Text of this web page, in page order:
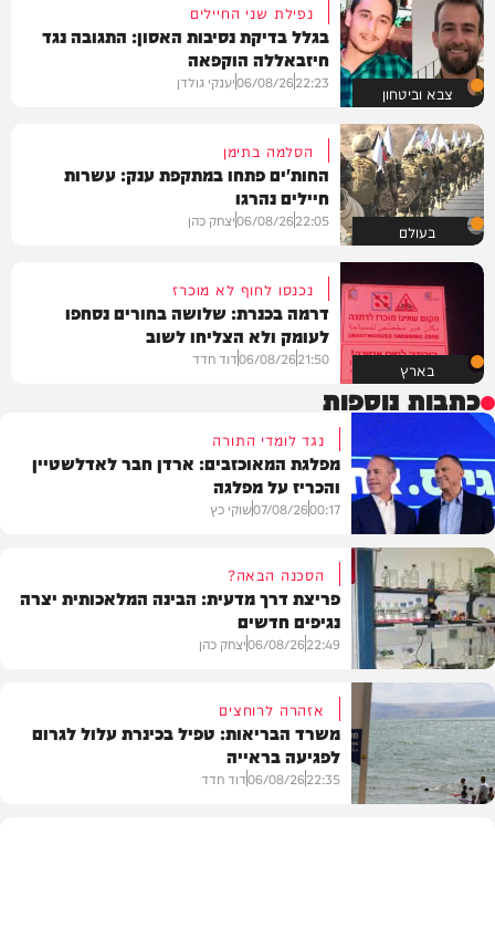
צבא וביטחון
נפילת שני החיילים
בגלל בדיקת נסיבות האסון: התגובה נגד
חיזבאללה הוקפאה
22:23
06/08/26יענקי גולדן
בעולם
הסלמה בתימן
החות'ים פתחו במתקפת ענק: עשרות
חיילים נהרגו
22:05
06/08/26יצחק כהן
בארץ
נכנסו לחוף לא מוכרז
דרמה בכנרת: שלושה בחורים נסחפו
לעומק ולא הצליחו לשוב
21:50
06/08/26דוד חדד
כתבות נוספות
פוליטי
נגד לומדי התורה
מפלגת המאוכזבים: ארדן חבר לאדלשטיין
והכריז על מפלגה
00:17
07/08/26שוקי כץ
בריאות
הסכנה הבאה?
פריצת דרך מדעית: הבינה המלאכותית יצרה
נגיפים חדשים
22:49
06/08/26יצחק כהן
אזהרה לרוחצים
משרד הבריאות: טפיל בכינרת עלול לגרום
לפגיעה בראייה
22:35
06/08/26דוד חדד